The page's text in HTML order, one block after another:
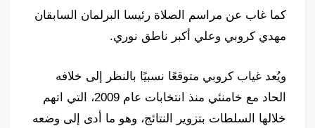
كما غاب عن مراسم الصلاة رئيسا البرلمان السابقان
مهدي كروبي وعلي أكبر ناطق نوري.
ويُعد غياب كروبي متوقعًا نسبيًا بالنظر إلى خلافه
الحاد مع خامنئي منذ انتخابات عام 2009، التي اتهم
خلالها السلطات بتزوير النتائج، وهو ما أدى إلى وضعه